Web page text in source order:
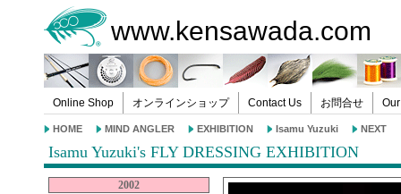
www.kensawada.com
Online Shop オンラインショップ Contact Us お問合せ
HOME MIND ANGLER EXHIBITION Isamu Yuzuki NEXT
Isamu Yuzuki's FLY DRESSING EXHIBITION
2002